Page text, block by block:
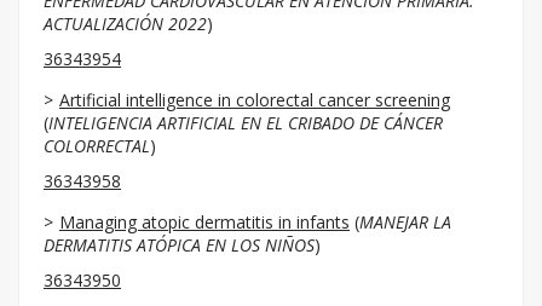
ACTUALIZACIÓN 2022)
36343954
Artificial intelligence in colorectal cancer screening
(INTELIGENCIA ARTIFICIAL EN EL CRIBADO DE CÁNCER
COLORRECTAL)
36343958
Managing atopic dermatitis in infants (MANEJAR LA
DERMATITIS ATÓPICA EN LOS NIÑOS)
36343950